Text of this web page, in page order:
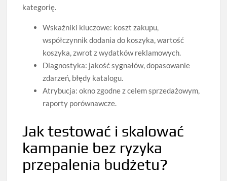
kategorię.
Wskaźniki kluczowe: koszt zakupu,
współczynnik dodania do koszyka, wartość
koszyka, zwrot z wydatków reklamowych.
Diagnostyka: jakość sygnałów, dopasowanie
zdarzeń, błędy katalogu.
Atrybucja: okno zgodne z celem sprzedażowym,
raporty porównawcze.
Jak testować i skalować
kampanie bez ryzyka
przepalenia budżetu?